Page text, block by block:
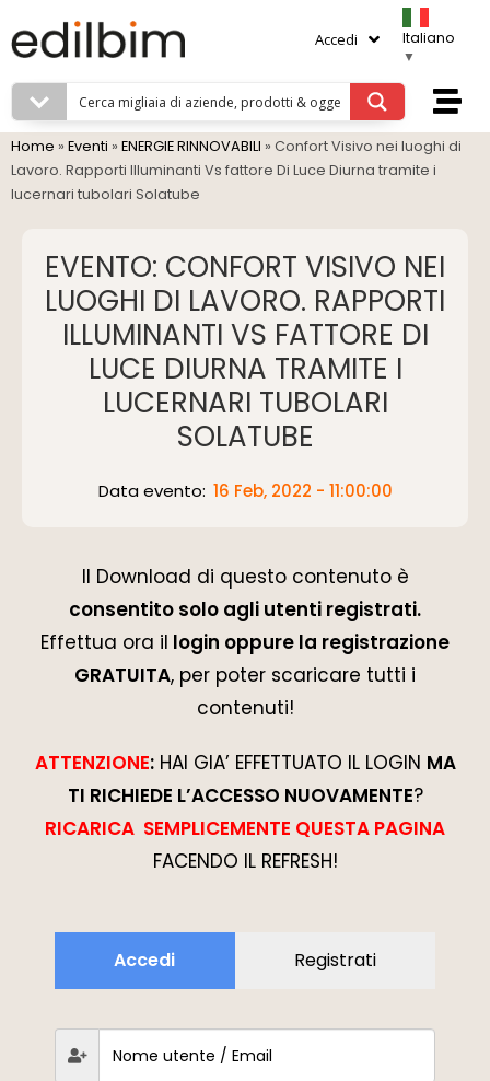
Accedi
Italiano
▼
Home » Eventi » ENERGIE RINNOVABILI » Confort Visivo nei luoghi di
Lavoro. Rapporti Illuminanti Vs fattore Di Luce Diurna tramite i
lucernari tubolari Solatube
EVENTO: CONFORT VISIVO NEI
LUOGHI DI LAVORO. RAPPORTI
ILLUMINANTI VS FATTORE DI
LUCE DIURNA TRAMITE I
LUCERNARI TUBOLARI
SOLATUBE
Data evento: 16 Feb, 2022 - 11:00:00
Il Download di questo contenuto è
consentito solo agli utenti registrati.
Effettua ora il login oppure la registrazione
GRATUITA, per poter scaricare tutti i
contenuti!
ATTENZIONE:HAI GIA’ EFFETTUATO IL LOGIN MA
TI RICHIEDE L’ACCESSO NUOVAMENTE?
RICARICA SEMPLICEMENTE QUESTA PAGINA
FACENDO IL REFRESH!
Accedi Registrati